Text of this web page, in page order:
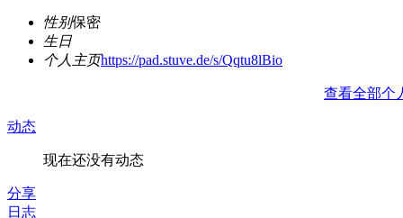
性别保密
生日
个人主页https://pad.stuve.de/s/Qqtu8lBio
查看全部个
动态
现在还没有动态
分享
日志